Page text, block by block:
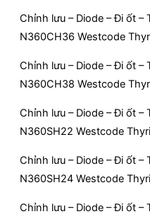
Chỉnh lưu – Diode – Đi ốt –
N360CH36 Westcode
Chỉnh lưu – Diode – Đi ốt –
N360CH38 Westcode
Chỉnh lưu – Diode – Đi ốt –
N360SH22 Westcode
Chỉnh lưu – Diode – Đi ốt –
N360SH24 Westcode
Chỉnh lưu – Diode – Đi ốt –